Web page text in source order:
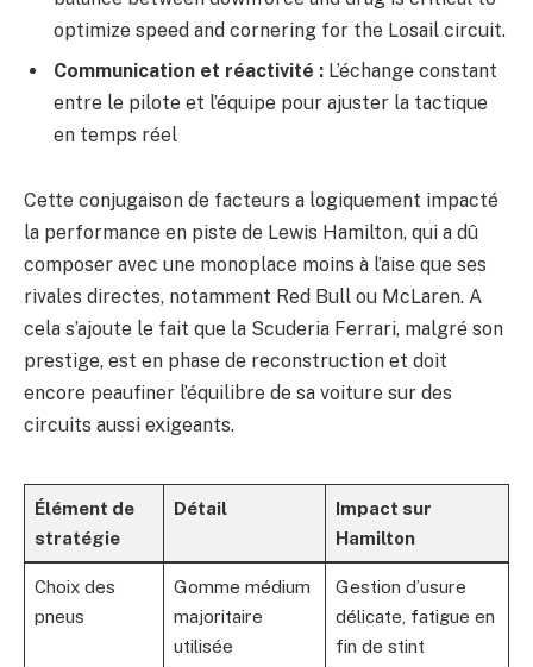
optimize speed and cornering for the Losail circuit.
Communication et réactivité : L’échange constant
entre le pilote et l’équipe pour ajuster la tactique
en temps réel
Cette conjugaison de facteurs a logiquement impacté
la performance en piste de Lewis Hamilton, qui a dû
composer avec une monoplace moins à l’aise que ses
rivales directes, notamment Red Bull ou McLaren. A
cela s’ajoute le fait que la Scuderia Ferrari, malgré son
prestige, est en phase de reconstruction et doit
encore peaufiner l’équilibre de sa voiture sur des
circuits aussi exigeants.
Élément de
stratégie
Détail
Impact sur
Hamilton
Choix des
pneus
Gomme médium
majoritaire
utilisée
Gestion d’usure
délicate, fatigue en
fin de stint